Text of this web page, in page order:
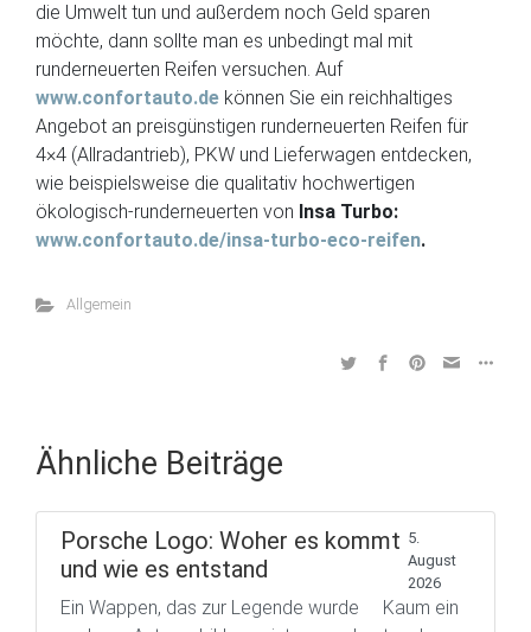
die Umwelt tun und außerdem noch Geld sparen
möchte, dann sollte man es unbedingt mal mit
runderneuerten Reifen versuchen. Auf
www.confortauto.de können Sie ein reichhaltiges
Angebot an preisgünstigen runderneuerten Reifen für
4×4 (Allradantrieb), PKW und Lieferwagen entdecken,
wie beispielsweise die qualitativ hochwertigen
ökologisch-runderneuerten von Insa Turbo:
www.confortauto.de/insa-turbo-eco-reifen.
Allgemein
Ähnliche Beiträge
Porsche Logo: Woher es kommt
und wie es entstand
5.
August
2026
Ein Wappen, das zur Legende wurde Kaum ein